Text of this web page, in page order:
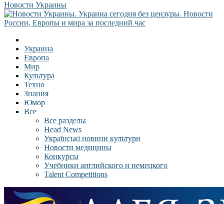
Новости Украины
Украина
Европа
Мир
Культура
Техно
Знания
Юмор
Все
Все разделы
Head News
Українські новини культури
Новости медицины
Конкурсы
Учебники английского и немецкого
Talent Competitions